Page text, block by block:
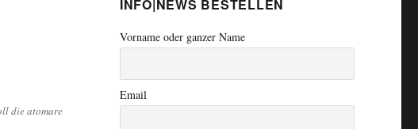
die atomare
INFO|NEWS BESTELLEN
Vorname oder ganzer Name
Email